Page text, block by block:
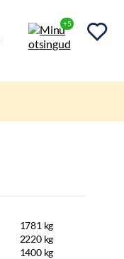
+5
1781 kg
2220 kg
1400 kg